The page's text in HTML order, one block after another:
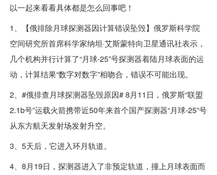
以一起来看看具体都是怎么回事吧！
1、【俄排除月球探测器因计算错误坠毁】俄罗斯科学院
空间研究所首席科学家纳坦·艾斯蒙特向卫星通讯社表示，
几个机构并行计算了“月球-25”号探测器着陆月球表面的运
动，计算结果“数字对数字”相吻合，错误不可能出现。
2、#俄排查月球探测器坠毁原因# 8月11日，俄罗斯“联盟
2.1b号”运载火箭携带近50年来首个国产探测器“月球-25”号
从东方航天发射场发射升空。
3、5天后，它进入环月轨道。
4、8月19日，探测器进入了非预定轨道，撞上月球表面而